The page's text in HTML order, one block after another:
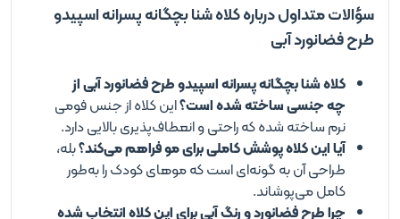
سؤالات متداول درباره کلاه شنا بچگانه پسرانه اسپیدو
طرح فضانورد آبی
کلاه شنا بچگانه پسرانه اسپیدو طرح فضانورد آبی از
چه جنسی ساخته شده است؟این کلاه از جنس فومی
نرم ساخته شده که راحتی و انعطاف‌پذیری بالایی دارد.
آیا این کلاه پوشش کاملی برای مو فراهم می‌کند؟بله،
طراحی آن به گونه‌ای است که موهای کودک را به‌طور
کامل می‌پوشاند.
چرا طرح فضانورد و رنگ آبی برای این کلاه انتخاب شده